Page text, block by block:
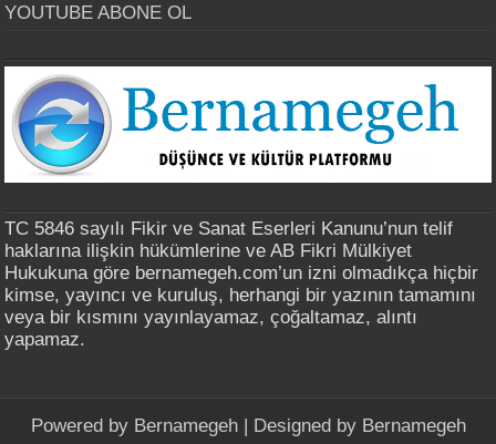
YOUTUBE ABONE OL
TC 5846 sayılı Fikir ve Sanat Eserleri Kanunu’nun telif
haklarına ilişkin hükümlerine ve AB Fikri Mülkiyet
Hukukuna göre bernamegeh.com’un izni olmadıkça hiçbir
kimse, yayıncı ve kuruluş, herhangi bir yazının tamamını
veya bir kısmını yayınlayamaz, çoğaltamaz, alıntı
yapamaz.
Powered by Bernamegeh| Designed by Bernamegeh